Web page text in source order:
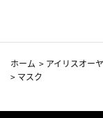
ホーム > アイリスオー
> マスク